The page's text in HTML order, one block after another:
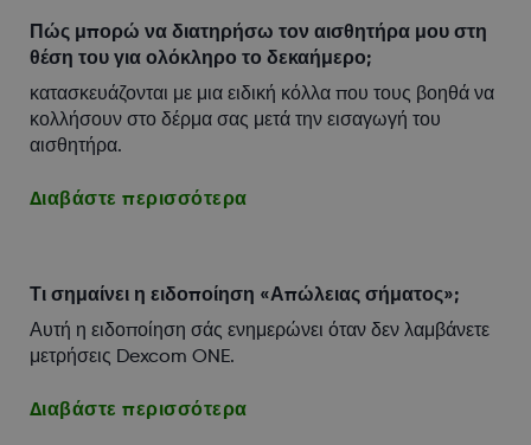
Πώς μπορώ να διατηρήσω τον αισθητήρα μου στη
θέση του για ολόκληρο το δεκαήμερο;
κατασκευάζονται με μια ειδική κόλλα που τους βοηθά να
κολλήσουν στο δέρμα σας μετά την εισαγωγή του
αισθητήρα.
Διαβάστε περισσότερα
Τι σημαίνει η ειδοποίηση «Απώλειας σήματος»;
Αυτή η ειδοποίηση σάς ενημερώνει όταν δεν λαμβάνετε
μετρήσεις Dexcom ONE.
Διαβάστε περισσότερα